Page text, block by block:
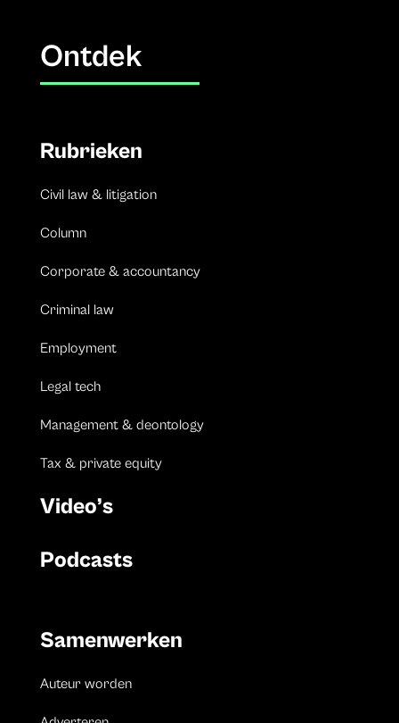
Ontdek
Rubrieken
Civil law & litigation
Column
Corporate & accountancy
Criminal law
Employment
Legal tech
Management & deontology
Tax & private equity
Video’s
Podcasts
Samenwerken
Auteur worden